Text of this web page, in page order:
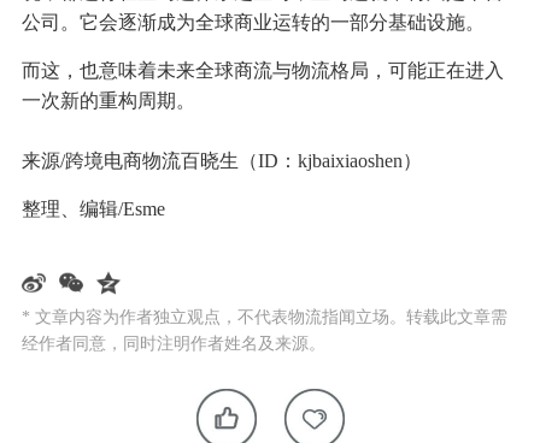
公司。它会逐渐成为全球商业运转的一部分基础设施。
而这，也意味着未来全球商流与物流格局，可能正在进入
一次新的重构周期。
来源/跨境电商物流百晓生（ID：kjbaixiaoshen）
整理、编辑/Esme
* 文章内容为作者独立观点，不代表物流指闻立场。转载此文章需
经作者同意，同时注明作者姓名及来源。